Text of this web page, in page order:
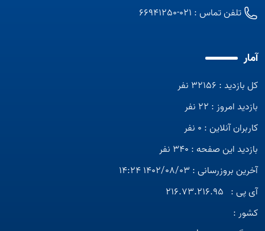
تلفن تماس : 021-66941250
آمار
کل بازدید : 32156 نفر
بازدید امروز : 22 نفر
کاربران آنلاین : 0 نفر
بازدید این صفحه : 340 نفر
آخرین بروزرسانی : 1402/08/03 14:24
آی پی : 216.73.216.95
کشور :